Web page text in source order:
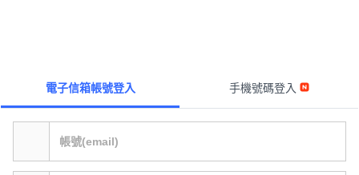
電子信箱帳號登入 手機號碼登入